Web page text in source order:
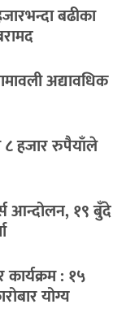
बढीका
अद्यावधिक
हजार रुपैयाँले
आन्दोलन, १९ बुँदे
कार्यक्रम : १५
योग्य